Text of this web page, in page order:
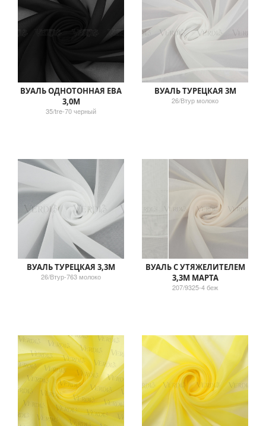
ВУАЛЬ ОДНОТОННАЯ ЕВА
3,0М
35/tre-70 черный
ВУАЛЬ ТУРЕЦКАЯ 3М
26/Втур молоко
ВУАЛЬ ТУРЕЦКАЯ 3,3М
26/Втур-763 молоко
ВУАЛЬ С УТЯЖЕЛИТЕЛЕМ
3,3М МАРТА
207/9325-4 беж